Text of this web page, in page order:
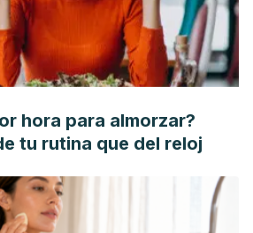
hora para almorzar?
tu rutina que del reloj